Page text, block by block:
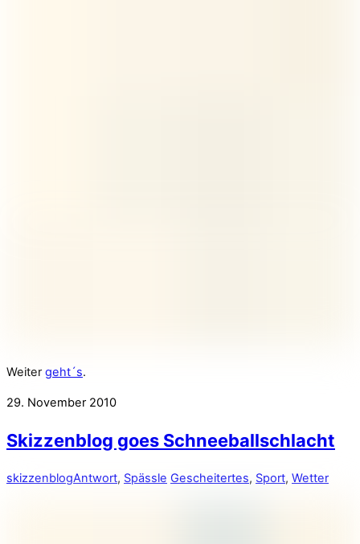
Weiter geht´s.
29. November 2010
Skizzenblog goes Schneeballschlacht
skizzenblogAntwort, Spässle Gescheitertes, Sport, Wetter